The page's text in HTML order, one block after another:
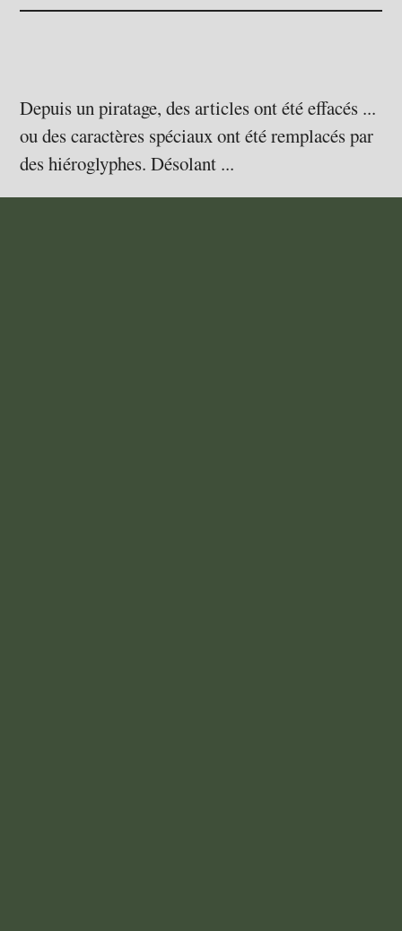
Depuis un piratage, des articles ont été effacés ...
ou des caractères spéciaux ont été remplacés par
des hiéroglyphes. Désolant ...